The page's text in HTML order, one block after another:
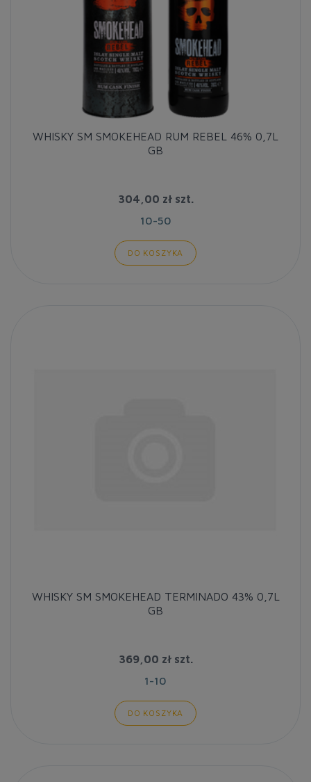
WHISKY SM SMOKEHEAD RUM REBEL 46% 0,7L
GB
304,00 złszt.
10-50
DO KOSZYKA
WHISKY SM SMOKEHEAD TERMINADO 43% 0,7L
GB
369,00 złszt.
1-10
DO KOSZYKA